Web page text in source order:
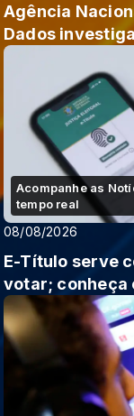
Agência
Dados
Acompanhe as
tempo real
08/08/2026
E-Título serve
votar; conheça